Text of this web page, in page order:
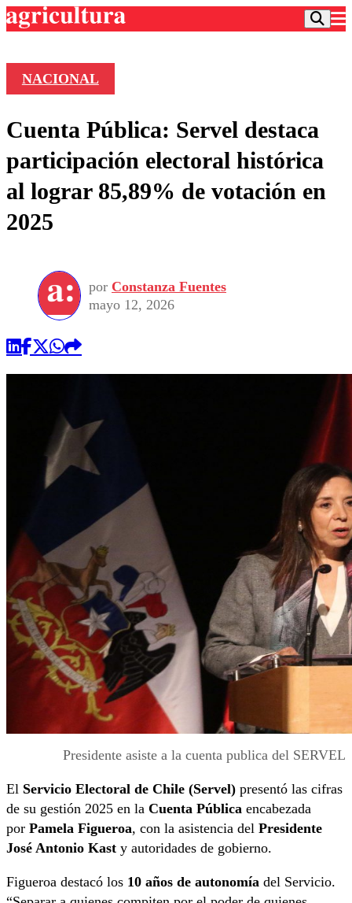
Frecuencias
Agricultura TV
Deportes
Colo Colo
Torneo Internacional
Torneo Nacional
Entretención
Internacional
Nacional
Programas
Comercial
NACIONAL
Cuenta Pública: Servel destaca
participación electoral histórica
al lograr 85,89% de votación en
2025
por Constanza Fuentes
mayo 12, 2026
Presidente asiste a la cuenta publica del SERVEL
El Servicio Electoral de Chile (Servel) presentó las cifras
de su gestión 2025 en la Cuenta Pública encabezada
por Pamela Figueroa, con la asistencia del Presidente
José Antonio Kast y autoridades de gobierno.
Figueroa destacó los 10 años de autonomía del Servicio.